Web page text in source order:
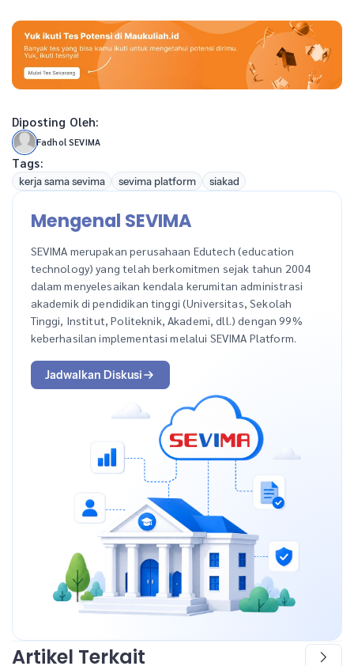
Diposting Oleh:
Fadhol SEVIMA
Tags:
kerja sama sevima sevima platform siakad
Mengenal SEVIMA
SEVIMA merupakan perusahaan Edutech (education
technology) yang telah berkomitmen sejak tahun 2004
dalam menyelesaikan kendala kerumitan administrasi
akademik di pendidikan tinggi (Universitas, Sekolah
Tinggi, Institut, Politeknik, Akademi, dll.) dengan 99%
keberhasilan implementasi melalui SEVIMA Platform.
Jadwalkan Diskusi
Artikel Terkait